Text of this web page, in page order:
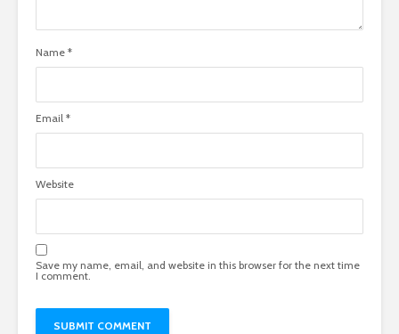
Name *
Email *
Website
Save my name, email, and website in this browser for the next time
I comment.